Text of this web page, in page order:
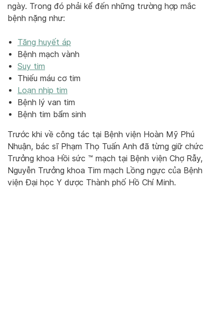
ngày. Trong đó phải kể đến những trường hợp mắc
bệnh nặng như:
Tăng huyết áp
Bệnh mạch vành
Suy tim
Thiếu máu cơ tim
Loạn nhịp tim
Bệnh lý van tim
Bệnh tim bẩm sinh
Trước khi về công tác tại Bệnh viện Hoàn Mỹ Phú
Nhuận, bác sĩ Phạm Thọ Tuấn Anh đã từng giữ chức
Trưởng khoa Hồi sức ™ mạch tại Bệnh viện Chợ Rẫy,
Nguyễn Trưởng khoa Tim mạch Lồng ngực của Bệnh
viện Đại học Y dược Thành phố Hồ Chí Minh.